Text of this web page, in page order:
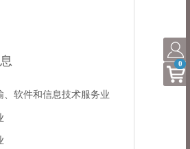
0
、软件和信息技术服务业